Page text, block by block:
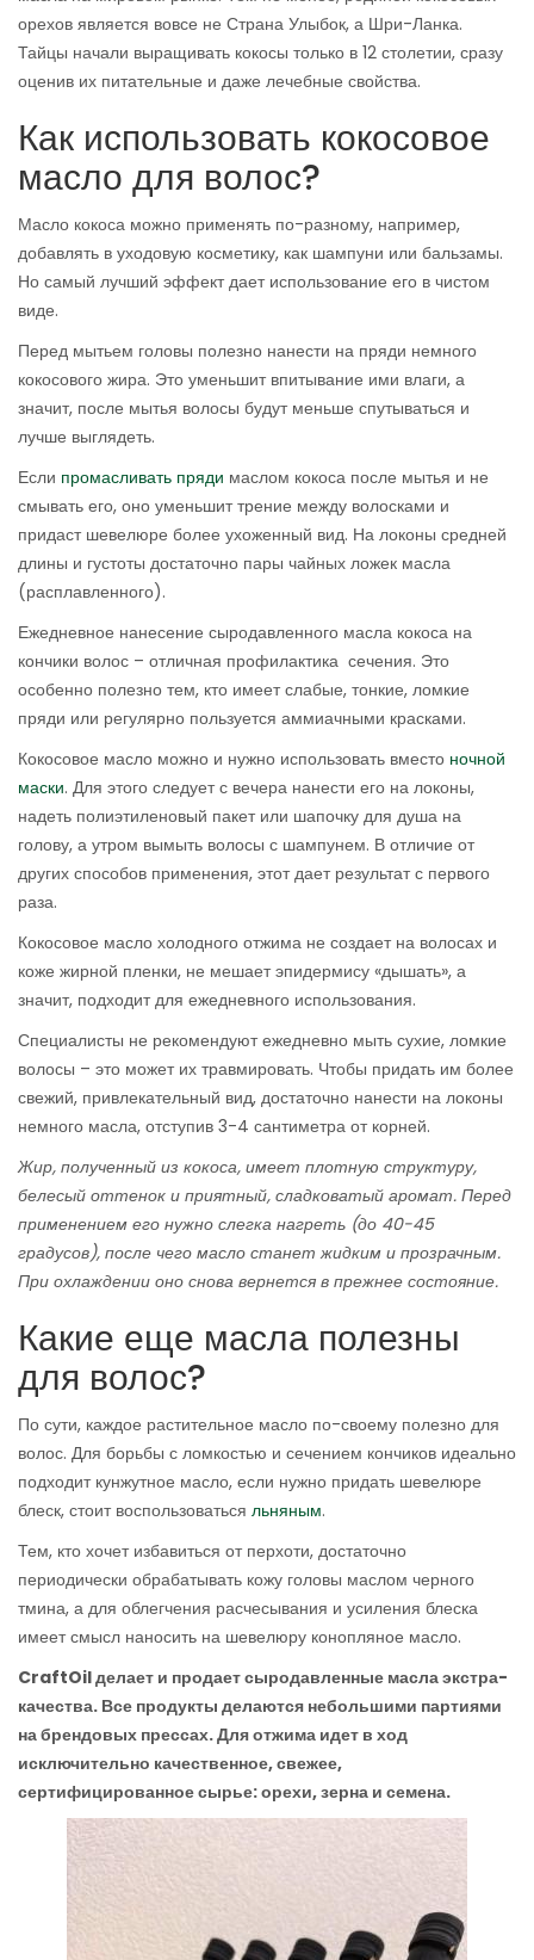
орехов является вовсе не Страна Улыбок, а Шри-Ланка.
Тайцы начали выращивать кокосы только в 12 столетии, сразу
оценив их питательные и даже лечебные свойства.
Как использовать кокосовое
масло для волос?
Масло кокоса можно применять по-разному, например,
добавлять в уходовую косметику, как шампуни или бальзамы.
Но самый лучший эффект дает использование его в чистом
виде.
Перед мытьем головы полезно нанести на пряди немного
кокосового жира. Это уменьшит впитывание ими влаги, а
значит, после мытья волосы будут меньше спутываться и
лучше выглядеть.
Если промасливать пряди маслом кокоса после мытья и не
смывать его, оно уменьшит трение между волосками и
придаст шевелюре более ухоженный вид. На локоны средней
длины и густоты достаточно пары чайных ложек масла
(расплавленного).
Ежедневное нанесение сыродавленного масла кокоса на
кончики волос – отличная профилактика сечения. Это
особенно полезно тем, кто имеет слабые, тонкие, ломкие
пряди или регулярно пользуется аммиачными красками.
Кокосовое масло можно и нужно использовать вместо ночной
маски. Для этого следует с вечера нанести его на локоны,
надеть полиэтиленовый пакет или шапочку для душа на
голову, а утром вымыть волосы с шампунем. В отличие от
других способов применения, этот дает результат с первого
раза.
Кокосовое масло холодного отжима не создает на волосах и
коже жирной пленки, не мешает эпидермису «дышать», а
значит, подходит для ежедневного использования.
Специалисты не рекомендуют ежедневно мыть сухие, ломкие
волосы – это может их травмировать. Чтобы придать им более
свежий, привлекательный вид, достаточно нанести на локоны
немного масла, отступив 3-4 сантиметра от корней.
Жир, полученный из кокоса, имеет плотную структуру,
белесый оттенок и приятный, сладковатый аромат. Перед
применением его нужно слегка нагреть (до 40-45
градусов), после чего масло станет жидким и прозрачным.
При охлаждении оно снова вернется в прежнее состояние.
Какие еще масла полезны
для волос?
По сути, каждое растительное масло по-своему полезно для
волос. Для борьбы с ломкостью и сечением кончиков идеально
подходит кунжутное масло, если нужно придать шевелюре
блеск, стоит воспользоваться льняным.
Тем, кто хочет избавиться от перхоти, достаточно
периодически обрабатывать кожу головы маслом черного
тмина, а для облегчения расчесывания и усиления блеска
имеет смысл наносить на шевелюру конопляное масло.
CraftOil делает и продает сыродавленные масла экстра-
качества. Все продукты делаются небольшими партиями
на брендовых прессах. Для отжима идет в ход
исключительно качественное, свежее,
сертифицированное сырье: орехи, зерна и семена.